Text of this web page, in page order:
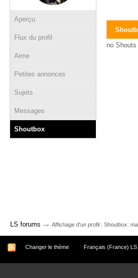
Aperçu
Flux du profil
Aime
Petites annonces
Sujets
Messages
Shoutbox
no Shouts
LS forums → Affichage d'un profil : Shoutbox:
Changer le thème Français (France) LS